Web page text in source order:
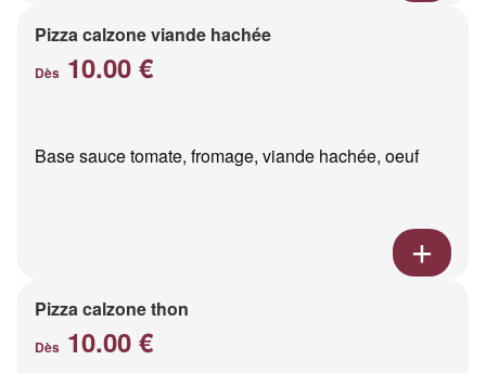
Pizza calzone viande hachée
Dès 10.00 €
Base sauce tomate, fromage, viande hachée, oeuf
Pizza calzone thon
Dès 10.00 €